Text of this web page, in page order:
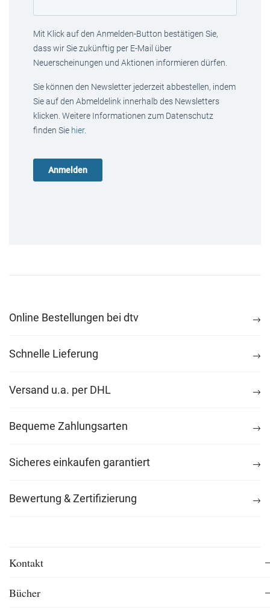
Mit Klick auf den Anmelden-Button bestätigen Sie,
dass wir Sie zukünftig per E-Mail über
Neuerscheinungen und Aktionen informieren dürfen.
Sie können den Newsletter jederzeit abbestellen, indem
Sie auf den Abmeldelink innerhalb des Newsletters
klicken. Weitere Informationen zum Datenschutz
finden Sie hier.
Online Bestellungen bei dtv
Schnelle Lieferung
Versand u.a. per DHL
Bequeme Zahlungsarten
Sicheres einkaufen garantiert
Bewertung & Zertifizierung
Kontakt
Bücher